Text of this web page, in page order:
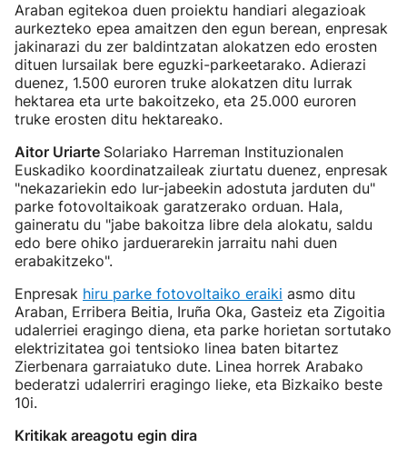
Araban egitekoa duen proiektu handiari alegazioak
aurkezteko epea amaitzen den egun berean, enpresak
jakinarazi du zer baldintzatan alokatzen edo erosten
dituen lursailak bere eguzki-parkeetarako. Adierazi
duenez, 1.500 euroren truke alokatzen ditu lurrak
hektarea eta urte bakoitzeko, eta 25.000 euroren
truke erosten ditu hektareako.
Aitor Uriarte Solariako Harreman Instituzionalen
Euskadiko koordinatzaileak ziurtatu duenez, enpresak
"nekazariekin edo lur-jabeekin adostuta jarduten du"
parke fotovoltaikoak garatzerako orduan. Hala,
gaineratu du "jabe bakoitza libre dela alokatu, saldu
edo bere ohiko jarduerarekin jarraitu nahi duen
erabakitzeko".
Enpresak hiru parke fotovoltaiko eraiki asmo ditu
Araban, Erribera Beitia, Iruña Oka, Gasteiz eta Zigoitia
udalerriei eragingo diena, eta parke horietan sortutako
elektrizitatea goi tentsioko linea baten bitartez
Zierbenara garraiatuko dute. Linea horrek Arabako
bederatzi udalerriri eragingo lieke, eta Bizkaiko beste
10i.
Kritikak areagotu egin dira